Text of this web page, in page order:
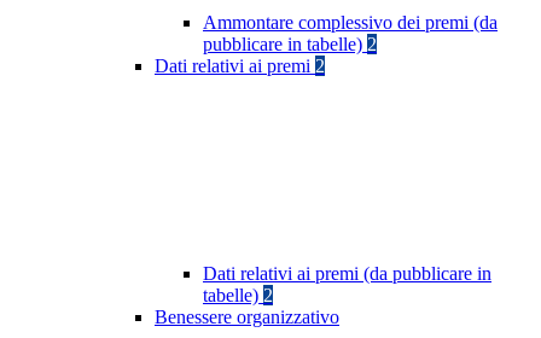
Ammontare complessivo dei premi (da
pubblicare in tabelle) 2
Dati relativi ai premi 2
Dati relativi ai premi (da pubblicare in
tabelle) 2
Benessere organizzativo